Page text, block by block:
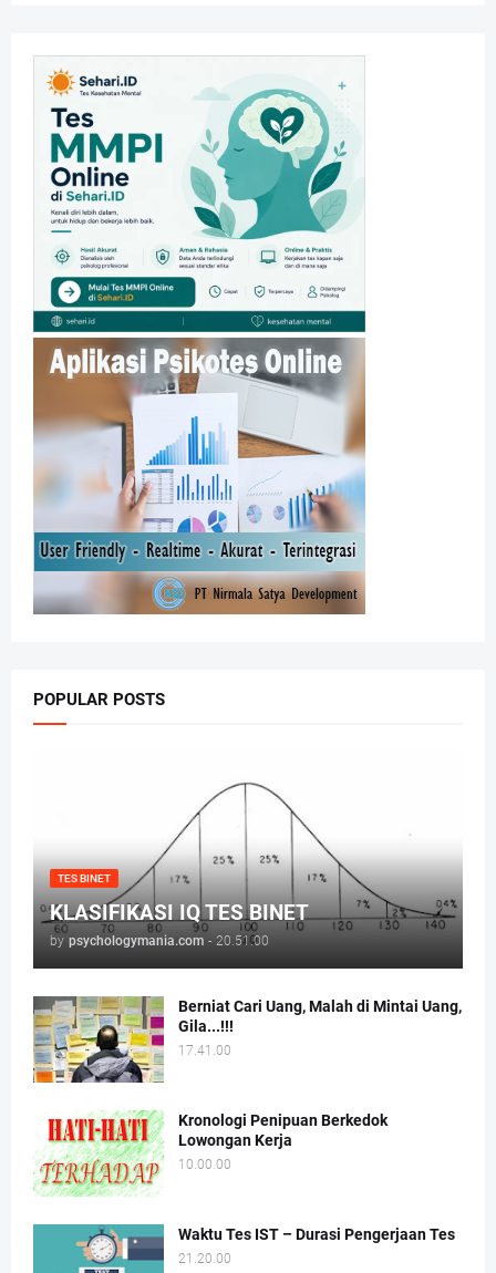
POPULAR POSTS
TES BINET
KLASIFIKASI IQ TES BINET
by psychologymania.com - 20.51.00
Berniat Cari Uang, Malah di Mintai Uang,
Gila...!!!
17.41.00
Kronologi Penipuan Berkedok
Lowongan Kerja
10.00.00
Waktu Tes IST – Durasi Pengerjaan Tes
21.20.00